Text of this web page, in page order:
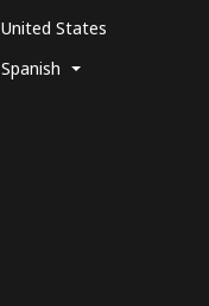
United States
Spanish